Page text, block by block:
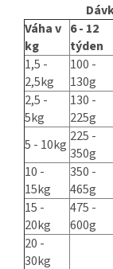
Váha v
kg
6 - 12
týden
1,5 -
2,5kg
100 -
130g
2,5 -
5kg
130 -
225g
5 - 10kg 225 -
350g
10 -
15kg
350 -
465g
15 -
20kg
475 -
600g
20 -
30kg